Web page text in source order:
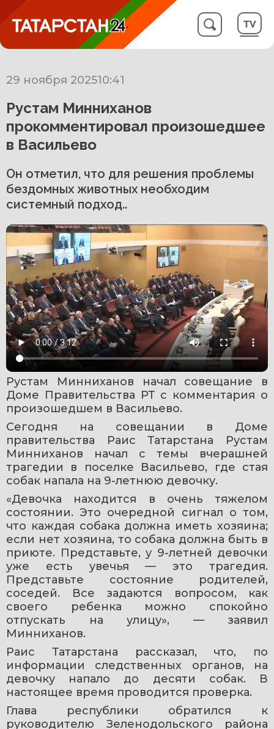
29 ноября 202510:41
Рустам Минниханов
прокомментировал произошедшее
в Васильево
Он отметил, что для решения проблемы
бездомных животных необходим
системный подход..
Рустам Минниханов начал совещание в
Доме Правительства РТ с комментария о
произошедшем в Васильево.
Сегодня на совещании в Доме
правительства Раис Татарстана Рустам
Минниханов начал с темы вчерашней
трагедии в поселке Васильево, где стая
собак напала на 9-летнюю девочку.
«Девочка находится в очень тяжелом
состоянии. Это очередной сигнал о том,
что каждая собака должна иметь хозяина;
если нет хозяина, то собака должна быть в
приюте. Представьте, у 9-летней девочки
уже есть увечья — это трагедия.
Представьте состояние родителей,
соседей. Все задаются вопросом, как
своего ребенка можно спокойно
отпускать на улицу», — заявил
Минниханов.
Раис Татарстана рассказал, что, по
информации следственных органов, на
девочку напало до десяти собак. В
настоящее время проводится проверка.
Глава республики обратился к
руководителю Зеленодольского района